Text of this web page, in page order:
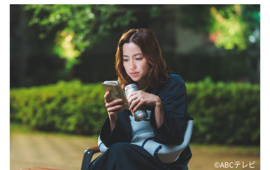
©️ABCテレビ